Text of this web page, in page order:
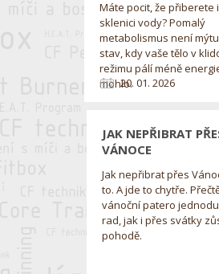
Máte pocit, že přiberete
sklenici vody? Pomalý
metabolismus není
stav, kdy vaše tělo v
režimu pálí méně
mohlo.20. 01. 2026
JAK NEPŘIBRAT
VÁNOCE
Jak nepřibrat přes
to. A jde to chytře.
vánoční patero
rad, jak i přes svátky
pohodě.